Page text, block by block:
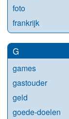
foto
frankrijk
G
games
gastouder
geld
goede-doelen